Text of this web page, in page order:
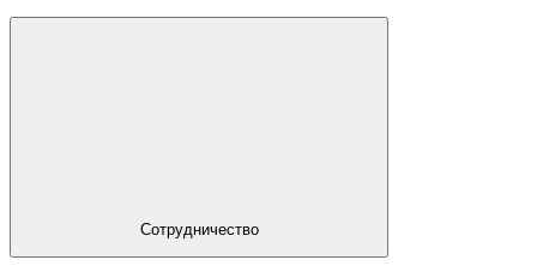
Сотрудничество